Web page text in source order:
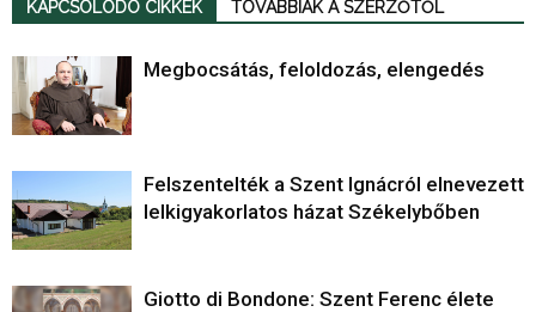
KAPCSOLÓDÓ CIKKEK TOVÁBBIAK A SZERZŐTŐL
Megbocsátás, feloldozás, elengedés
Felszentelték a Szent Ignácról elnevezett
lelkigyakorlatos házat Székelybőben
Giotto di Bondone: Szent Ferenc élete